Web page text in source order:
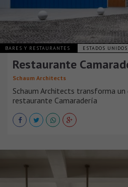
BARES Y RESTAURANTES ESTADOS UNIDOS
Restaurante
Schaum Architects
Schaum Architects transforma
restaurante Camaradería